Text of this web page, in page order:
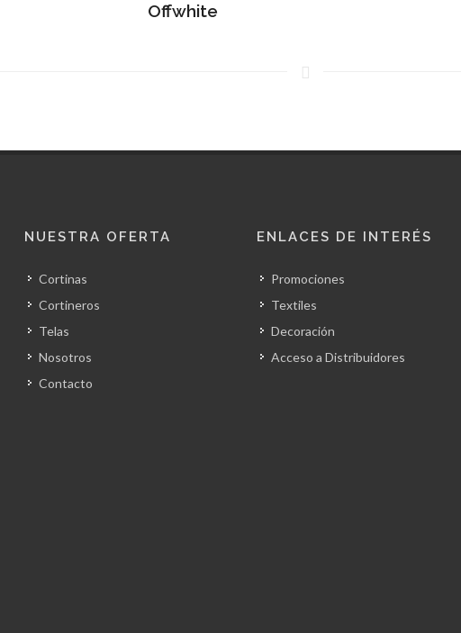
Offwhite
NUESTRA OFERTA
Cortinas
Cortineros
Telas
Nosotros
Contacto
ENLACES DE INTERÉS
Promociones
Textiles
Decoración
Acceso a Distribuidores